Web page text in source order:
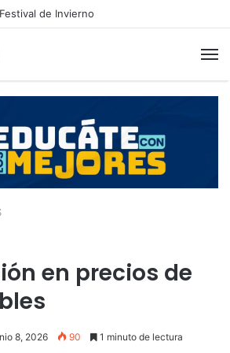
de Invierno
en precios de
8, 2026 90 1 minuto de lectura